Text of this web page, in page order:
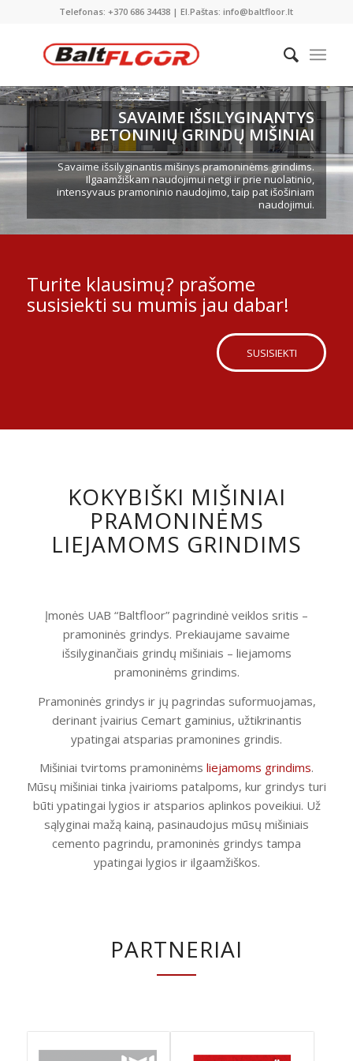
Telefonas: +370 686 34438 | El.Paštas: info@baltfloor.lt
SAVAIME IŠSILYGINANTYS
BETONINIŲ GRINDŲ MIŠINIAI
Savaime išsilyginantis mišinys pramoninėms grindims.
Ilgaamžiškam naudojimui netgi ir prie nuolatinio,
intensyvaus pramoninio naudojimo, taip pat išošiniam
naudojimui.
Turite klausimų? prašome
susisiekti su mumis jau dabar!
SUSISIEKTI
KOKYBIŠKI MIŠINIAI
PRAMONINĖMS
LIEJAMOMS GRINDIMS
Įmonės UAB “Baltfloor” pagrindinė veiklos sritis –
pramoninės grindys. Prekiaujame savaime
išsilyginančiais grindų mišiniais – liejamoms
pramoninėms grindims.
Pramoninės grindys ir jų pagrindas suformuojamas,
derinant įvairius Cemart gaminius, užtikrinantis
ypatingai atsparias pramonines grindis.
Mišiniai tvirtoms pramoninėms liejamoms grindims.
Mūsų mišiniai tinka įvairioms patalpoms, kur grindys turi
būti ypatingai lygios ir atsparios aplinkos poveikiui. Už
sąlyginai mažą kainą, pasinaudojus mūsų mišiniais
cemento pagrindu, pramoninės grindys tampa
ypatingai lygios ir ilgaamžiškos.
PARTNERIAI